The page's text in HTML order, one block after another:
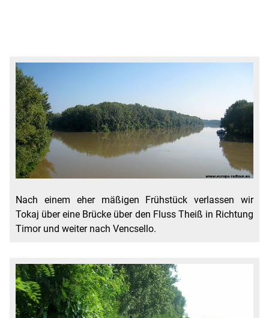
Nach einem eher mäßigen Frühstück verlassen wir
Tokaj über eine Brücke über den Fluss Theiß in Richtung
Timor und weiter nach Vencsello.